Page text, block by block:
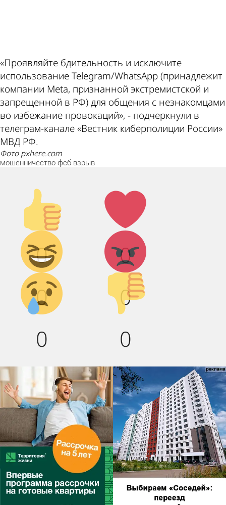
«Проявляйте бдительность и исключите
использование Telegram/WhatsApp (принадлежит
компании Meta, признанной экстремистской и
запрещенной в РФ) для общения с незнакомцами
во избежание провокаций», - подчеркнули в
телеграм-канале «Вестник киберполиции России»
МВД РФ.
фото pxhere.com
мошенничество фсб взрыв
Палец
вверх!
0
Лайк!
0
Дикий
смех!
0
Агрессия!
0
Грусть :(
0
Палец
вниз!
0